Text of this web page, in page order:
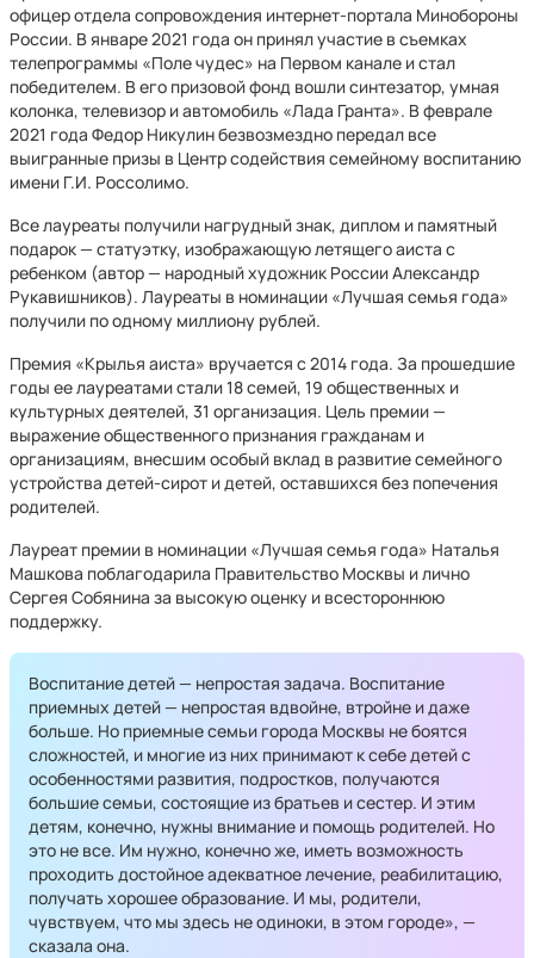
офицер отдела сопровождения интернет-портала Минобороны
России. В январе 2021 года он принял участие в съемках
телепрограммы «Поле чудес» на Первом канале и стал
победителем. В его призовой фонд вошли синтезатор, умная
колонка, телевизор и автомобиль «Лада Гранта». В феврале
2021 года Федор Никулин безвозмездно передал все
выигранные призы в Центр содействия семейному воспитанию
имени Г.И. Россолимо.
Все лауреаты получили нагрудный знак, диплом и памятный
подарок — статуэтку, изображающую летящего аиста с
ребенком (автор — народный художник России Александр
Рукавишников). Лауреаты в номинации «Лучшая семья года»
получили по одному миллиону рублей.
Премия «Крылья аиста» вручается с 2014 года. За прошедшие
годы ее лауреатами стали 18 семей, 19 общественных и
культурных деятелей, 31 организация. Цель премии —
выражение общественного признания гражданам и
организациям, внесшим особый вклад в развитие семейного
устройства детей-сирот и детей, оставшихся без попечения
родителей.
Лауреат премии в номинации «Лучшая семья года» Наталья
Машкова поблагодарила Правительство Москвы и лично
Сергея Собянина за высокую оценку и всестороннюю
поддержку.
Воспитание детей — непростая задача. Воспитание
приемных детей — непростая вдвойне, втройне и даже
больше. Но приемные семьи города Москвы не боятся
сложностей, и многие из них принимают к себе детей с
особенностями развития, подростков, получаются
большие семьи, состоящие из братьев и сестер. И этим
детям, конечно, нужны внимание и помощь родителей. Но
это не все. Им нужно, конечно же, иметь возможность
проходить достойное адекватное лечение, реабилитацию,
получать хорошее образование. И мы, родители,
чувствуем, что мы здесь не одиноки, в этом городе», —
сказала она.